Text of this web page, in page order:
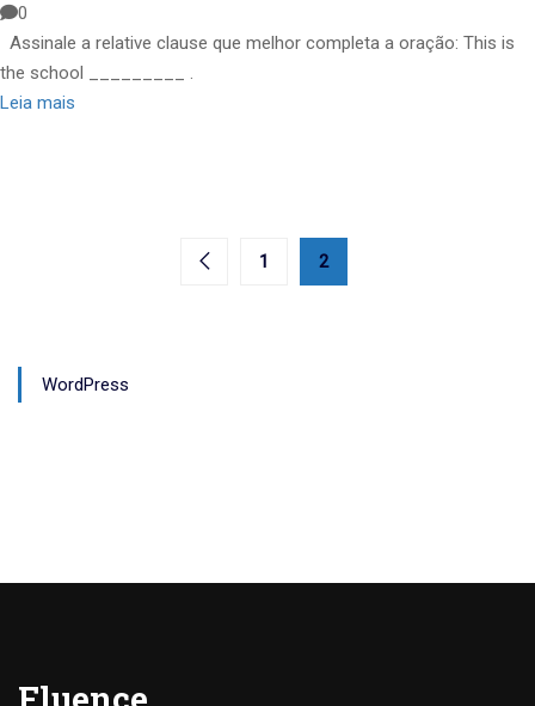
0
Assinale a relative clause que melhor completa a oração: This is
the school _________ .
Leia mais
1 2
WordPress